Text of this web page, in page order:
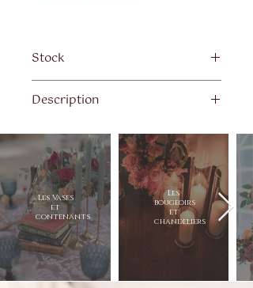
Stock
Description
Dimension : 8x8x20 cm
Les Vases
et
contenants
Les
bougeoirs
et
chandeliers